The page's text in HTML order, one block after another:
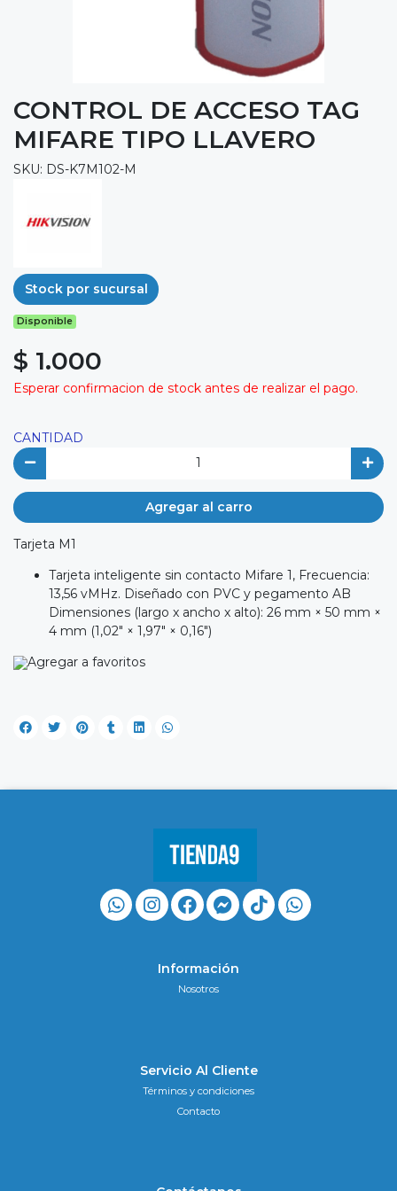
CONTROL DE ACCESO TAG
MIFARE TIPO LLAVERO
SKU: DS-K7M102-M
Stock por sucursal
Disponible
$ 1.000
Esperar confirmacion de stock antes de realizar el pago.
CANTIDAD
Agregar al carro
Tarjeta M1
Tarjeta inteligente sin contacto Mifare 1, Frecuencia:
13,56 vMHz. Diseñado con PVC y pegamento AB
Dimensiones (largo x ancho x alto): 26 mm × 50 mm ×
4 mm (1,02" × 1,97" × 0,16")
Agregar a favoritos
Información
Nosotros
Servicio Al Cliente
Términos y condiciones
Contacto